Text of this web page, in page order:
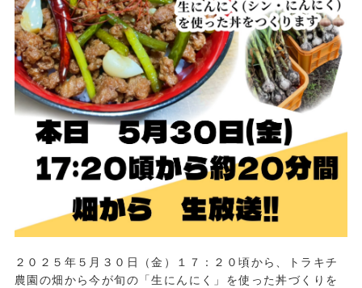
２０２５年５月３０日（金）１７：２０頃から、トラキチ
農園の畑から今が旬の「生にんにく」を使った丼づくりを